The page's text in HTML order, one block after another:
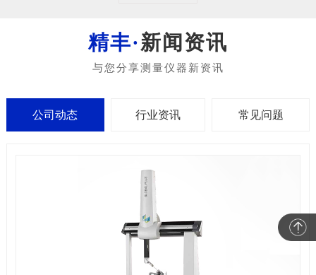
新闻资讯
公司动态 行业资讯 常见问题